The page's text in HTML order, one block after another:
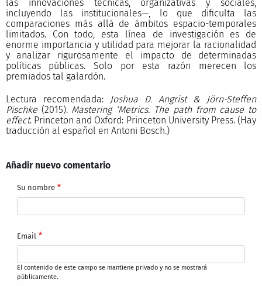
las innovaciones técnicas, organizativas y sociales,
incluyendo las institucionales—, lo que dificulta las
comparaciones más allá de ámbitos espacio-temporales
limitados. Con todo, esta línea de investigación es de
enorme importancia y utilidad para mejorar la racionalidad
y analizar rigurosamente el impacto de determinadas
políticas públicas. Solo por esta razón merecen los
premiados tal galardón.
Lectura recomendada:
Joshua D. Angrist & Jörn-Steffen
Pischke(2015). Mastering ‘Metrics. The path from cause to
effect. Princeton and Oxford: Princeton University Press. (Hay
traducción al español en Antoni Bosch.)
Añadir nuevo comentario
Su nombre
Email
El contenido de este campo se mantiene privado y no se mostrará
públicamente.